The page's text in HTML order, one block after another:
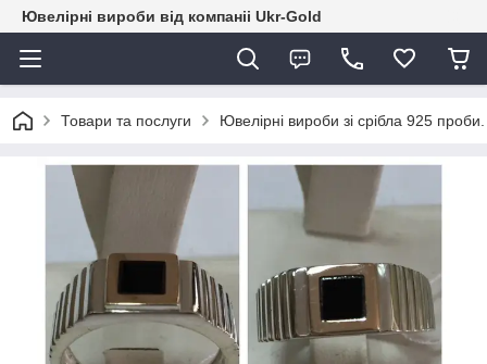
Ювелірні вироби від компаніі Ukr-Gold
Товари та послуги Ювелірні вироби зі срібла 925 проби.